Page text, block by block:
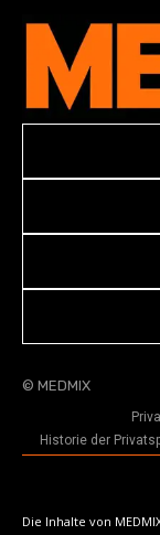
© MEDMIX
Historie der
Die Inhalte von